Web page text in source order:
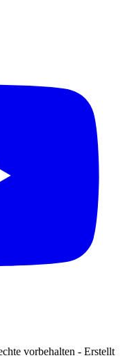
vorbehalten - Erstellt